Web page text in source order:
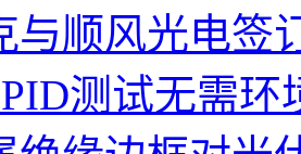
与顺风光电签
测试无需环